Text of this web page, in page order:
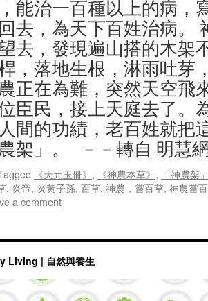
能治一百種以上的病，
去，為天下百姓治病。
去，發現遍山搭的木架
，落地生根，淋雨吐芽
正在為難，突然天空飛
臣民，接上天庭去了。
間的功績，老百姓就把
架」。 －－轉自 明慧
《天元玉冊》 , 《神農本草》 ,
「神農架
, 炎帝, 炎黃子孫, 百草, 神農，嘗百草, 神農嘗
a comment
Living | 自然與養生